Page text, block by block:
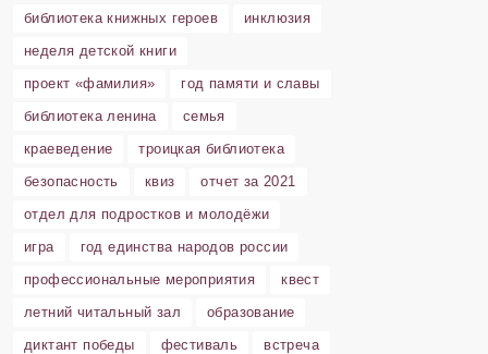
библиотека книжных героев
инклюзия
неделя детской книги
проект «фамилия»
год памяти и славы
библиотека ленина
семья
краеведение
троицкая библиотека
безопасность
квиз
отчет за 2021
отдел для подростков и молодёжи
игра
год единства народов россии
профессиональные мероприятия
квест
летний читальный зал
образование
диктант победы
фестиваль
встреча